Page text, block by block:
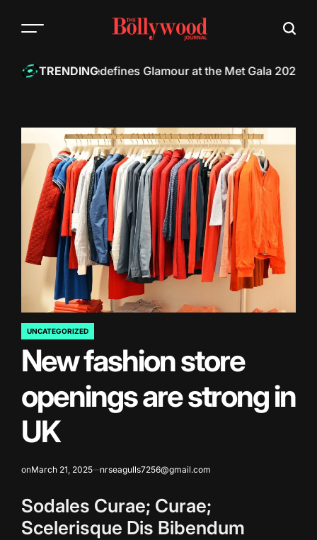
TRENDING
Redefines Glamour at the Met Gala 2025Kareena
POSTED
IN
UNCATEGORIZED
New fashion store
openings are strong in
UK
onMarch 21, 2025 nrseagulls7256@gmail.com
Sodales Curae; Curae;
Scelerisque Dis Bibendum